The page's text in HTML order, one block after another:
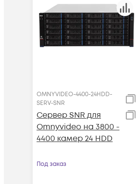
OMNYVIDEO-4400-24HDD-
SERV-SNR
Сервер SNR для
Omnyvideo на 3800 -
4400 камер 24 HDD
Под заказ